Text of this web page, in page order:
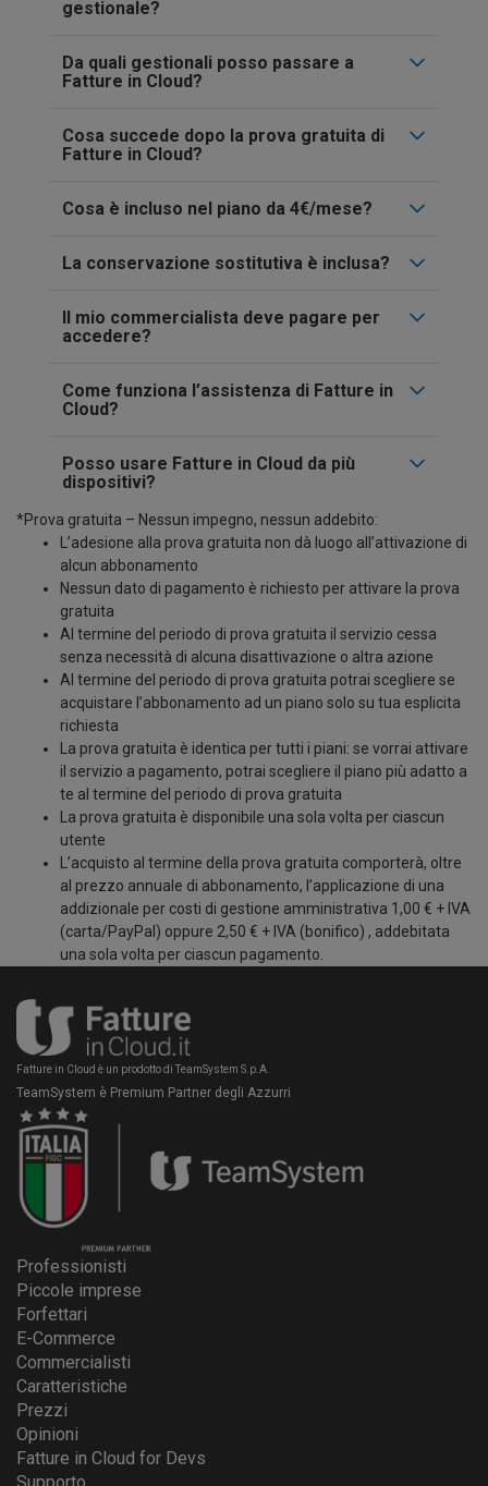
gestionale?
Da quali gestionali posso passare a
Fatture in Cloud?
Cosa succede dopo la prova gratuita di
Fatture in Cloud?
Cosa è incluso nel piano da 4€/mese?
La conservazione sostitutiva è inclusa?
Il mio commercialista deve pagare per
accedere?
Come funziona l’assistenza di Fatture in
Cloud?
Posso usare Fatture in Cloud da più
dispositivi?
*Prova gratuita – Nessun impegno, nessun addebito:
L’adesione alla prova gratuita non dà luogo all’attivazione di
alcun abbonamento
Nessun dato di pagamento è richiesto per attivare la prova
gratuita
Al termine del periodo di prova gratuita il servizio cessa
senza necessità di alcuna disattivazione o altra azione
Al termine del periodo di prova gratuita potrai scegliere se
acquistare l’abbonamento ad un piano solo su tua esplicita
richiesta
La prova gratuita è identica per tutti i piani: se vorrai attivare
il servizio a pagamento, potrai scegliere il piano più adatto a
te al termine del periodo di prova gratuita
La prova gratuita è disponibile una sola volta per ciascun
utente
L’acquisto al termine della prova gratuita comporterà, oltre
al prezzo annuale di abbonamento, l’applicazione di una
addizionale per costi di gestione amministrativa 1,00 € + IVA
(carta/PayPal) oppure 2,50 € + IVA (bonifico) , addebitata
una sola volta per ciascun pagamento.
Fatture in Cloud è un prodotto di TeamSystem S.p.A.
TeamSystem è Premium Partner degli Azzurri
Professionisti
Piccole imprese
Forfettari
E-Commerce
Commercialisti
Caratteristiche
Prezzi
Opinioni
Fatture in Cloud for Devs